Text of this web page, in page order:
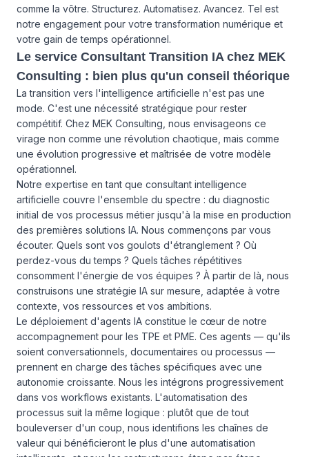
comme la vôtre. Structurez. Automatisez. Avancez. Tel est
notre engagement pour votre transformation numérique et
votre gain de temps opérationnel.
Le service Consultant Transition IA chez MEK
Consulting : bien plus qu'un conseil théorique
La transition vers l'intelligence artificielle n'est pas une
mode. C'est une nécessité stratégique pour rester
compétitif. Chez MEK Consulting, nous envisageons ce
virage non comme une révolution chaotique, mais comme
une évolution progressive et maîtrisée de votre modèle
opérationnel.
Notre expertise en tant que consultant intelligence
artificielle couvre l'ensemble du spectre : du diagnostic
initial de vos processus métier jusqu'à la mise en production
des premières solutions IA. Nous commençons par vous
écouter. Quels sont vos goulots d'étranglement ? Où
perdez-vous du temps ? Quels tâches répétitives
consomment l'énergie de vos équipes ? À partir de là, nous
construisons une stratégie IA sur mesure, adaptée à votre
contexte, vos ressources et vos ambitions.
Le déploiement d'agents IA constitue le cœur de notre
accompagnement pour les TPE et PME. Ces agents — qu'ils
soient conversationnels, documentaires ou processus —
prennent en charge des tâches spécifiques avec une
autonomie croissante. Nous les intégrons progressivement
dans vos workflows existants. L'automatisation des
processus suit la même logique : plutôt que de tout
bouleverser d'un coup, nous identifions les chaînes de
valeur qui bénéficieront le plus d'une automatisation